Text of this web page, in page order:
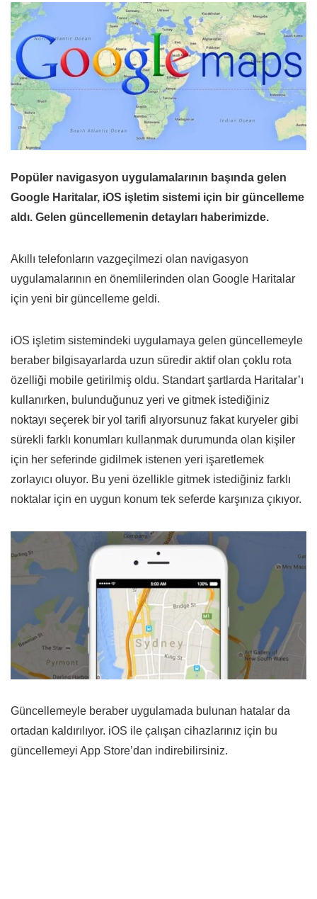
Popüler navigasyon uygulamalarının başında gelen
Google Haritalar, iOS işletim sistemi için bir güncelleme
aldı. Gelen güncellemenin detayları haberimizde.
Akıllı telefonların vazgeçilmezi olan navigasyon
uygulamalarının en önemlilerinden olan Google Haritalar
için yeni bir güncelleme geldi.
iOS işletim sistemindeki uygulamaya gelen güncellemeyle
beraber bilgisayarlarda uzun süredir aktif olan çoklu rota
özelliği mobile getirilmiş oldu. Standart şartlarda Haritalar’ı
kullanırken, bulunduğunuz yeri ve gitmek istediğiniz
noktayı seçerek bir yol tarifi alıyorsunuz fakat kuryeler gibi
sürekli farklı konumları kullanmak durumunda olan kişiler
için her seferinde gidilmek istenen yeri işaretlemek
zorlayıcı oluyor. Bu yeni özellikle gitmek istediğiniz farklı
noktalar için en uygun konum tek seferde karşınıza çıkıyor.
Güncellemeyle beraber uygulamada bulunan hatalar da
ortadan kaldırılıyor. iOS ile çalışan cihazlarınız için bu
güncellemeyi App Store’dan indirebilirsiniz.